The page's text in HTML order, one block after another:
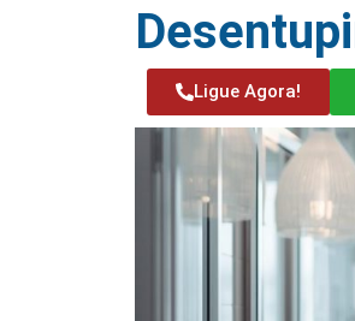
Ligue Agora!